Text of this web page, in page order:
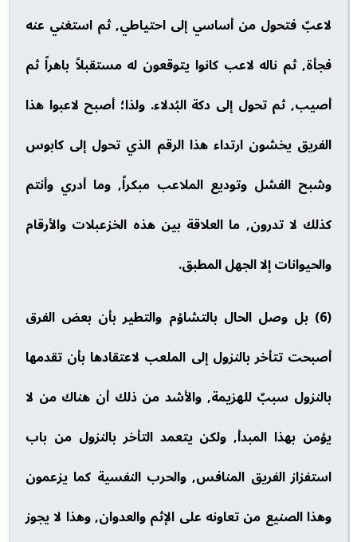
لاعبٌ فتحول من أساسي إلى احتياطي, ثم استغني عنه
فجأة, ثم ناله لاعب كانوا يتوقعون له مستقبلاً باهراً ثم
أصيب, ثم تحول إلى دكة البُدلاء. ولذا؛ أصبح لاعبوا هذا
الفريق يخشون ارتداء هذا الرقم الذي تحول إلى كابوس
وشبح الفشل وتوديع الملاعب مبكراً, وما أدري وأنتم
كذلك لا تدرون, ما العلاقة بين هذه الخزعبلات والأرقام
والحيوانات إلا الجهل المطبق.
(6) بل وصل الحال بالتشاؤم والتطير بأن بعض الفرق
أصبحت تتأخر بالنزول إلى الملعب لاعتقادها بأن تقدمها
بالنزول سببٌ للهزيمة, والأشد من ذلك أن هناك من لا
يؤمن بهذا المبدأ, ولكن يتعمد التأخر بالنزول من باب
استفزاز الفريق المنافس, والحرب النفسية كما يزعمون
وهذا الصنيع من تعاونه على الإثم والعدوان, وهذا لا يجوز